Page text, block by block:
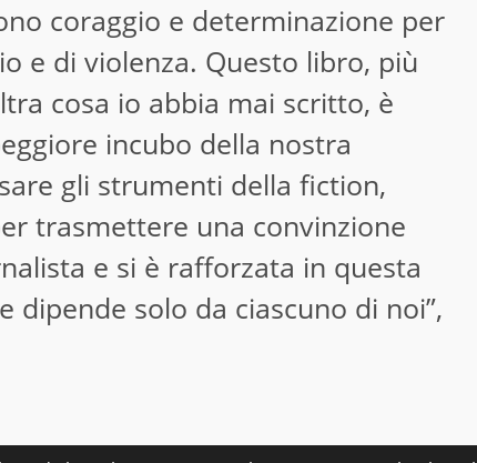
coraggio e determinazione per
e di violenza. Questo libro, più
cosa io abbia mai scritto, è
incubo della nostra
gli strumenti della fiction,
trasmettere una convinzione
e si è rafforzata in questa
dipende solo da ciascuno di noi”,